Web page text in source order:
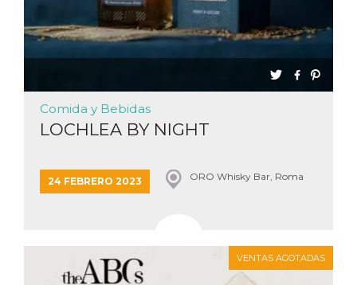
Comida y Bebidas
LOCHLEA BY NIGHT
24 FEBRERO 2023 ORO Whisky Bar, Roma
VENTAS AGOTADAS